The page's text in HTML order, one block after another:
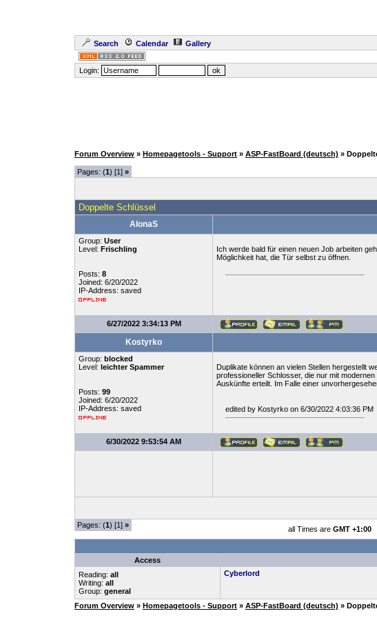
Search Calendar Gallery
Login:
Forum Overview » Homepagetools - Support » ASP-FastBoard (deutsch) »
Pages: (1) [1] »
Doppelte Schlüssel
AlonaS
Group: User
Level: Frischling
Posts: 8
Joined: 6/20/2022
IP-Address: saved
Ich werde bald für einen neuen Job arbeiten
Möglichkeit hat, die Tür selbst zu öffnen.
6/27/2022 3:34:13 PM
Kostyrko
Group: blocked
Level: leichter Spammer
Posts: 99
Joined: 6/20/2022
IP-Address: saved
Duplikate können an vielen Stellen hergestellt
professioneller Schlosser, die nur mit
Auskünfte erteilt. Im Falle einer
edited by Kostyrko on 6/30/2022 4:03:36 PM
6/30/2022 9:53:54 AM
Pages: (1) [1] » all Times are GMT +1:00
Access
Reading: all
Writing: all
Group: general
Cyberlord
Forum Overview » Homepagetools - Support » ASP-FastBoard (deutsch) »